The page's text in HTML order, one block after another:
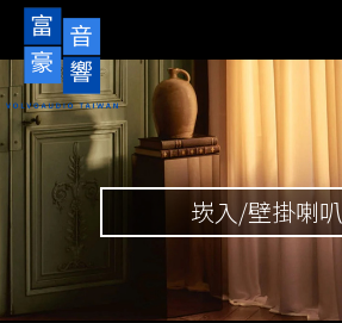
崁入/壁掛喇叭